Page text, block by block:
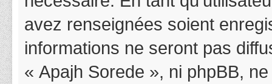
avez renseignées soient
informations ne seront pas
« Apajh Sorede », ni phpBB,